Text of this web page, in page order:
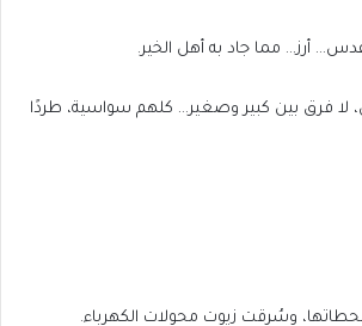
أرز… مما جاد به أهل الخير.
لا فرق بين كبير وصغير… كلهم سواسية، طردًا
وسُرقت زيوت محولات الكهرباء.